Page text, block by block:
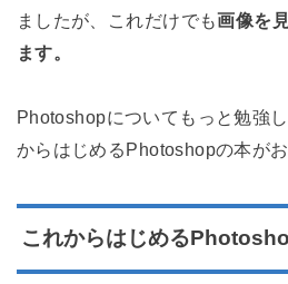
ましたが、これだけでも画像を
ます。
Photoshopについてもっと勉強
からはじめるPhotoshopの本がお
これからはじめる